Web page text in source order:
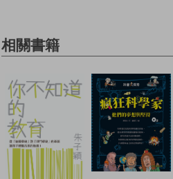
相關書籍